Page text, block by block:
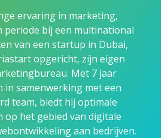
ervaring in marketing,
periode bij een multinational
van een startup in Dubai,
opgericht, zijn eigen
Met 7 jaar
in samenwerking met een
team, biedt hij optimale
op het gebied van digitale
aan bedrijven.